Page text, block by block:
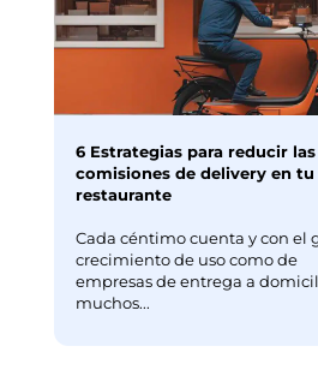
6 Estrategias para reducir las
comisiones de delivery en tu
restaurante
Cada céntimo cuenta y con el
crecimiento de uso como de
empresas de entrega a
muchos...